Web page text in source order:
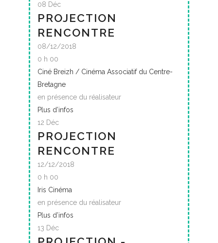
08 Déc
PROJECTION
RENCONTRE
08/12/2018
0 h 00
Ciné Breizh / Cinéma Associatif du Centre-
Bretagne
en présence du réalisateur
Plus d’infos
12 Déc
PROJECTION
RENCONTRE
12/12/2018
0 h 00
Iris Cinéma
en présence du réalisateur
Plus d’infos
13 Déc